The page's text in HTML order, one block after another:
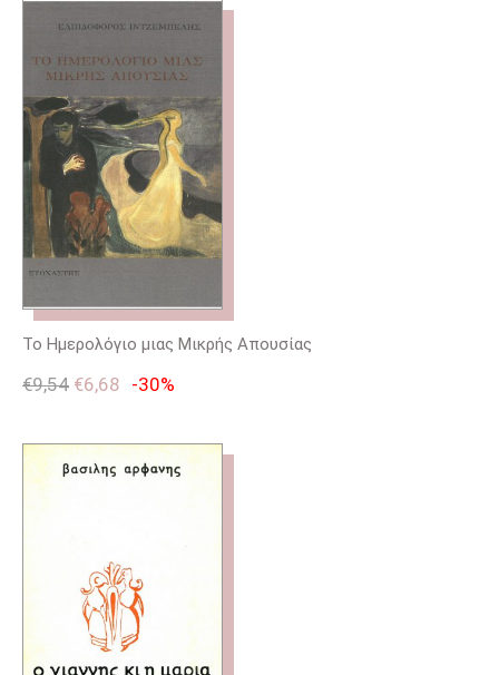
Το Ημερολόγιο μιας Μικρής Απουσίας
€9,54 €6,68 -30%